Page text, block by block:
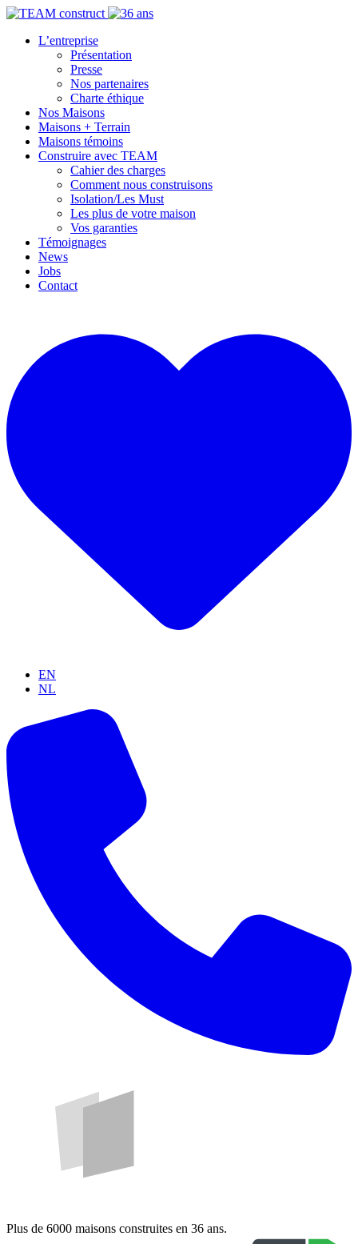
L’entreprise
Présentation
Presse
Nos partenaires
Charte éthique
Nos Maisons
Maisons + Terrain
Maisons témoins
Construire avec TEAM
Cahier des charges
Comment nous construisons
Isolation/Les Must
Les plus de votre maison
Vos garanties
Témoignages
News
Jobs
Contact
EN
NL
Plus de 6000 maisons construites en 36 ans.